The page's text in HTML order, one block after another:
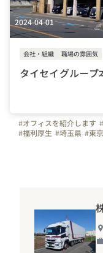
2024-04-01
会社・組織 職場の雰囲気
タイセイグループ
#オフィスを紹介します
#福利厚生 #埼玉県 #東